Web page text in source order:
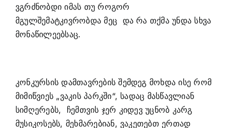
ვგრძნობდი იმას თუ როგორ
მგულშემატკივრობდა მეც და რა თქმა უნდა სხვა
მონაწილეებსაც.
კონკურსის დამთავრების შემდეგ მოხდა ისე რომ
მიმიწვიეს „ვაკის პარკში“, სადაც მასწავლიან
სიმღერებს, ჩემთვის ჯერ კიდევ უცნობ კარგ
მუსიკოსებს, მეხმარებიან, ვაკეთებთ ერთად